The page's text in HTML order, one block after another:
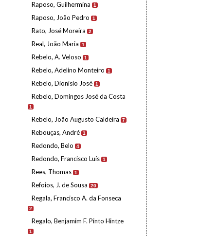
Raposo, Guilhermina 1
Raposo, João Pedro 1
Rato, José Moreira 2
Real, João Maria 1
Rebelo, A. Veloso 1
Rebelo, Adelino Monteiro 1
Rebelo, Dionísio José 1
Rebelo, Domingos José da Costa
1
Rebelo, João Augusto Caldeira 7
Rebouças, André 1
Redondo, Belo 4
Redondo, Francisco Luís 1
Rees, Thomas 1
Refoios, J. de Sousa 20
Regala, Francisco A. da Fonseca
2
Regalo, Benjamim F. Pinto Hintze
1